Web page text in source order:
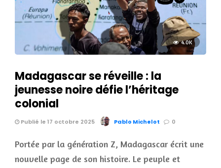
4.0K
Madagascar se réveille : la
jeunesse noire défie l’héritage
colonial
Publié le 17 octobre 2025 Pablo Michelot 0
Portée par la génération Z, Madagascar écrit une
nouvelle page de son histoire. Le peuple et